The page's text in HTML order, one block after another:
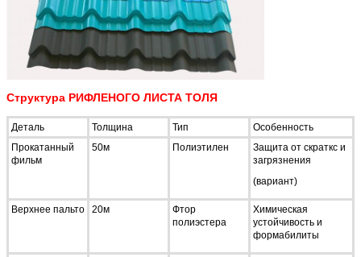
Структура РИФЛЕНОГО ЛИСТА ТОЛЯ
Деталь Толщина Тип
Особенность
Прокатанный
фильм
50м Полиэтилен
Защита от скраткс и
загрязнения
(вариант)
Верхнее пальто 20м
Фтор
полиэстера
Химическая
устойчивость и
формабилиты